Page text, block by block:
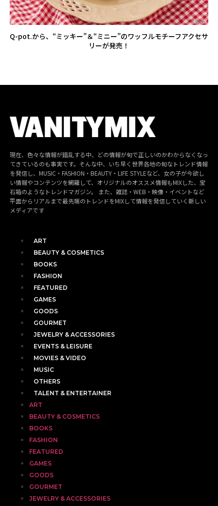
Q-pot.から、“ミッキー”＆“ミニー”のワッフルモチーフアクセサ
リーが発売！
現在、色々な情報が錯乱する中、どの情報が旬で正しいのかわからなくなっ
てきているのも事実です。そんな中、いち早く世界各地の旬なトレンド情報
を発信し、MUSIC・FASHION・BEAUTY・LIFE STYLEなど、女の子が今欲し
い情報やコンテンツを網羅して、オリジナルのオススメ情報もMIXした、宝
石箱のようなトレンドマガジン。 また、雑誌・WEB・映像・イベントなど
平面からリアルまで最先端のトレンドをMIXして情報を発信していく新しい
メディアです
ART
BEAUTY & COSMETICS
BOOKS
FASHION
FEATURED
GAMES
GOODS
GOURMET
JEWELRY & ACCESSORIES
EVENTS & LEISURE
MOVIES & VIDEO
MUSIC
OTHERS
TALENT & ENTERTAINER
ART
BEAUTY & COSMETICS
BOOKS
FASHION
FEATURED
GAMES
GOODS
GOURMET
JEWELRY & ACCESSORIES